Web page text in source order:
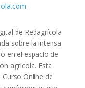
.
de Redagrícola
sobre la intensa
en el espacio de
agrícola. Esta
Online de